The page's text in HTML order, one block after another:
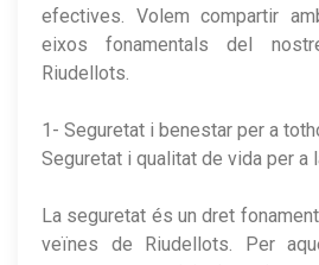
efectives. Volem compartir
eixos fonamentals del
Riudellots.
1- Seguretat i benestar per a
Seguretat i qualitat de vida per a
La seguretat és un dret
veïnes de Riudellots. Per